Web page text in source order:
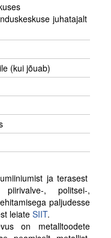
juhatajalt
(kui jõuab)
ja terasest
, politsei-,
paljudesse
leiate SIIT.
on metalltoodete